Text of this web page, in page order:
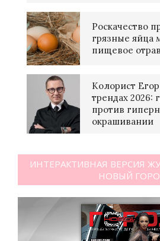
Роскачество
грязные яйца
пищевое
Колорист
трендах 2026:
против
окрашивании
ИНТЕРАКТИВНАЯ ВЕРСИЯ
НОВЫЙ